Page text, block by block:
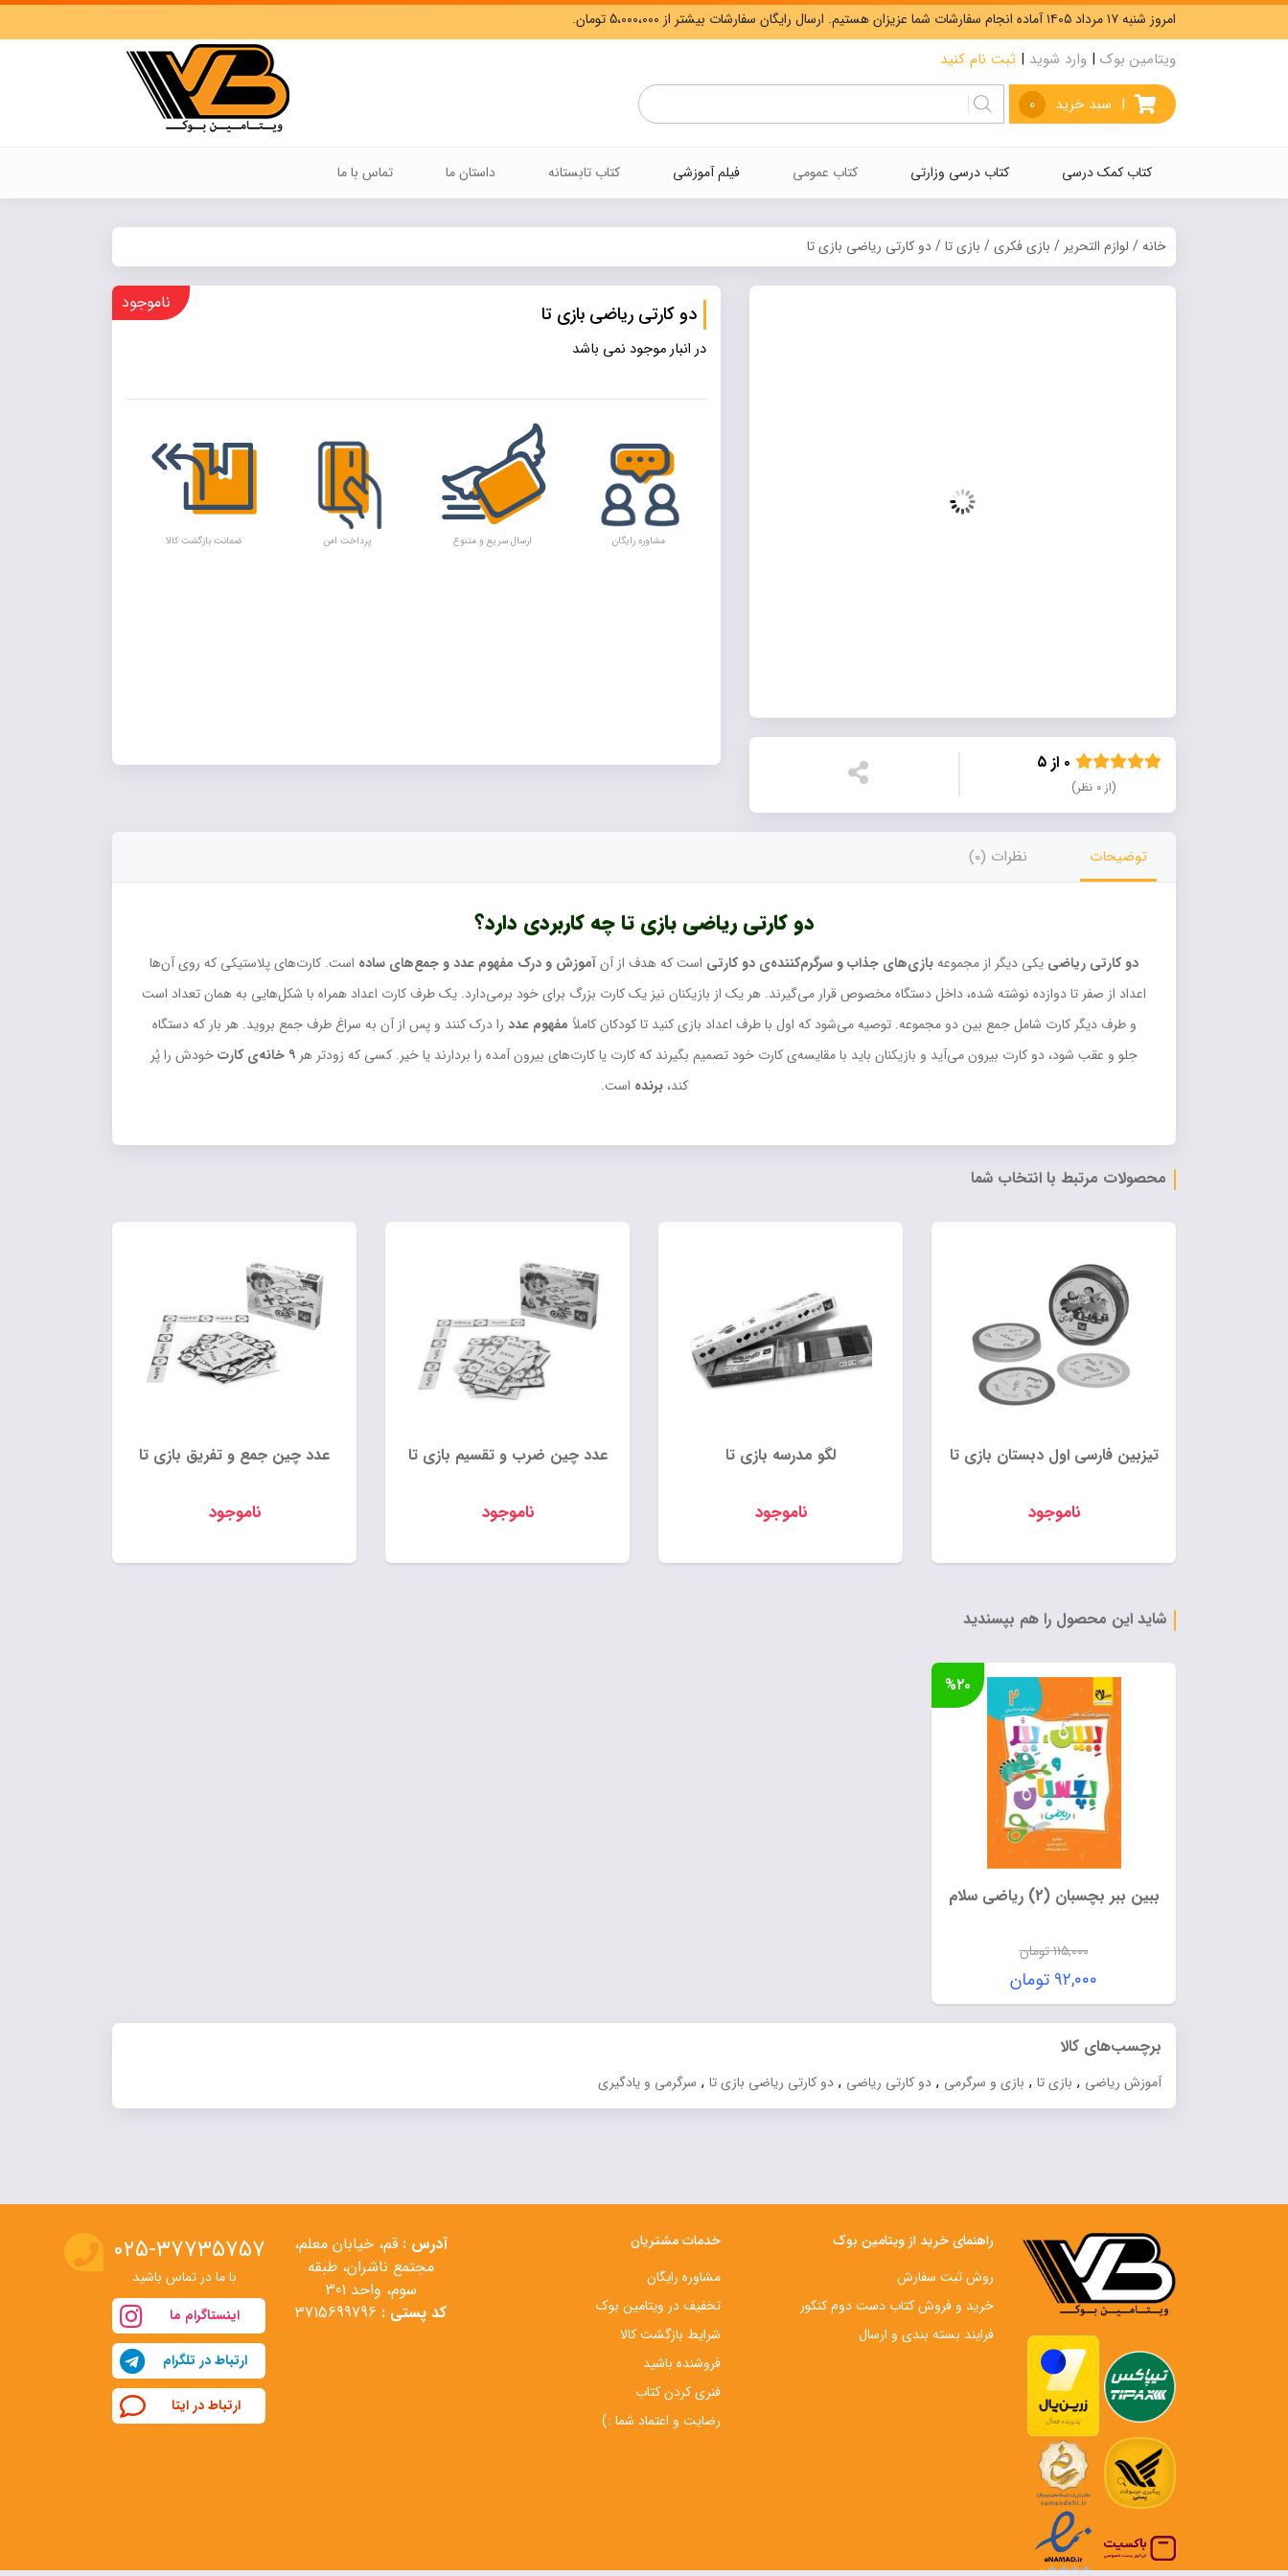
امروز شنبه ۱۷ مرداد ۱۴۰۵ آماده انجام سفارشات شما عزیزان هستیم. ارسال رایگان سفارشات بیشتر از 5،000،000 تومان.
ویتامین بوک | وارد شوید | ثبت نام کنید
| سبد خرید 0
Products
search
کتاب کمک درسی کتاب درسی وزارتی کتاب عمومی فیلم آموزشی کتاب تابستانه داستان ما تماس با ما
خانه/ لوازم التحریر / بازی فکری/ بازی تا/ دو کارتی ریاضی بازی تا
(از ۰ نظر)
دو کارتی ریاضی بازی تا ناموجود
در انبار موجود نمی باشد
مشاوره رایگان ارسال سریع و متنوع پرداخت امن ضمانت بازگشت کالا
توضیحات نظرات (0)
دو کارتی ریاضی بازی تا چه کاربردی دارد؟
دو کارتی ریاضی یکی دیگر از مجموعهبازی‌های جذاب و سرگرم‌کننده‌ی دو کارتی است که هدف از آنآموزش و درک مفهوم عدد و جمع‌های ساده است. کارت‌های پلاستیکی که روی آن‌ها
اعداد از صفر تا دوازده نوشته شده، داخل دستگاه مخصوص قرار می‌گیرند. هر یک از بازیکنان نیز یک کارت بزرگ برای خود برمی‌دارد. یک طرف کارت اعداد همراه با شکل‌هایی به همان تعداد است
و طرف دیگر کارت شامل جمع بین دو مجموعه. توصیه می‌شود که اول با طرف اعداد بازی کنید تا کودکان کاملاً مفهوم عدد را درک کنند و پس از آن به سراغ طرف جمع بروید. هر بار که دستگاه
جلو و عقب شود، دو کارت بیرون می‌آید و بازیکنان باید با مقایسه‌ی کارت خود تصمیم بگیرند که کارت یا کارت‌های بیرون آمده را بردارند یا خیر. کسی که زودتر هر
خودش را پُر
کند،برنده است.
محصولات مرتبط با انتخاب شما
تیزبین فارسی اول دبستان بازی تا
ناموجود
لگو مدرسه بازی تا
ناموجود
عدد چین ضرب و تقسیم بازی تا
ناموجود
عدد چین جمع و تفریق بازی تا
ناموجود
شاید این محصول را هم بپسندید
ببین ببر بچسبان (2) ریاضی سلام
۱۱۵,۰۰۰تومان
قیمت
اصلی:
۱۱۵,۰۰۰ تومان
۹۲,۰۰۰ تومان
قیمت
فعلی:
%۲۰
برچسب‌های کالا
آموزش ریاضی , بازی تا , بازی و سرگرمی , دو کارتی ریاضی , دو کارتی ریاضی بازی تا , سرگرمی و یادگیری
راهنمای خرید از ویتامین بوک
روش ثبت سفارش
خرید و فروش کتاب دست‌ دوم کنکور
فرایند بسته بندی و ارسال
خدمات مشتریان
مشاوره رایگان
تخفیف در ویتامین بوک
شرایط بازگشت کالا
فروشنده باشید
فنری کردن کتاب
رضایت و اعتماد شما :)
آدرس : قم، خیابان معلم،
مجتمع ناشران، طبقه
سوم، واحد 301
کد پستی :
۰۲۵-۳۷۷۳۵۷۵۷
با ما در تماس باشید
اینستاگرام ما
ارتباط در تلگرام
ارتباط در ایتا